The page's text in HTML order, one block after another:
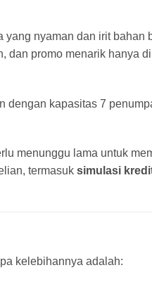
nyaman dan irit bahan
dan promo menarik hanya di
dengan kapasitas 7
menunggu lama untuk
termasuk simulasi
kelebihannya adalah: